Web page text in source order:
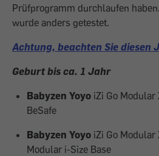
Prüfprogramm durchlaufen
wurde anders getestet.
Achtung, beachten Sie diesen
Geburt bis ca. 1 Jahr
Babyzen Yoyo iZi Go Modular
BeSafe
Babyzen Yoyo iZi Go Modular
Modular i-Size Base